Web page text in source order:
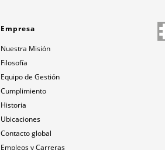
Empresa
Nuestra Misión
Filosofía
Equipo de Gestión
Cumplimiento
Historia
Ubicaciones
Contacto global
Empleos y Carreras